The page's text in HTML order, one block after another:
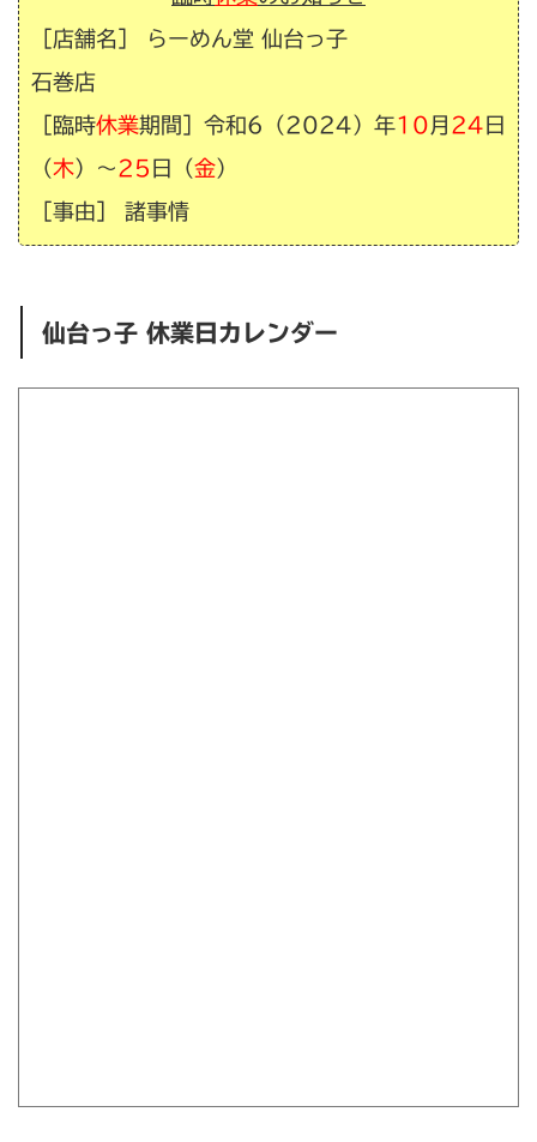
［店舗名］ らーめん堂 仙台っ子
石巻店
臨時休業期間］令和6（2024）年10 月 24 日
（木）〜 25 日（金）
［事由］ 諸事情
仙台っ子 休業日カレンダー